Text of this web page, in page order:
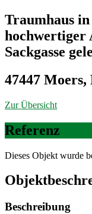
Traumhaus
hochwertiger
Sackgasse
47447
Zur Übersicht
Referenz
Dieses Objekt wurde
Beschreibung